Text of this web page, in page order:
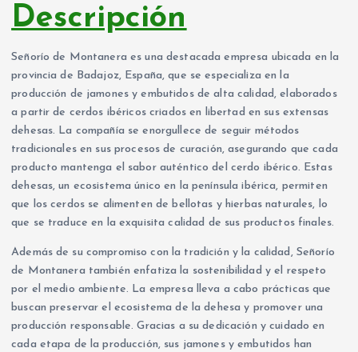
Descripción
Señorío de Montanera es una destacada empresa ubicada en la
provincia de Badajoz, España, que se especializa en la
producción de jamones y embutidos de alta calidad, elaborados
a partir de cerdos ibéricos criados en libertad en sus extensas
dehesas. La compañía se enorgullece de seguir métodos
tradicionales en sus procesos de curación, asegurando que cada
producto mantenga el sabor auténtico del cerdo ibérico. Estas
dehesas, un ecosistema único en la península ibérica, permiten
que los cerdos se alimenten de bellotas y hierbas naturales, lo
que se traduce en la exquisita calidad de sus productos finales.
Además de su compromiso con la tradición y la calidad, Señorío
de Montanera también enfatiza la sostenibilidad y el respeto
por el medio ambiente. La empresa lleva a cabo prácticas que
buscan preservar el ecosistema de la dehesa y promover una
producción responsable. Gracias a su dedicación y cuidado en
cada etapa de la producción, sus jamones y embutidos han